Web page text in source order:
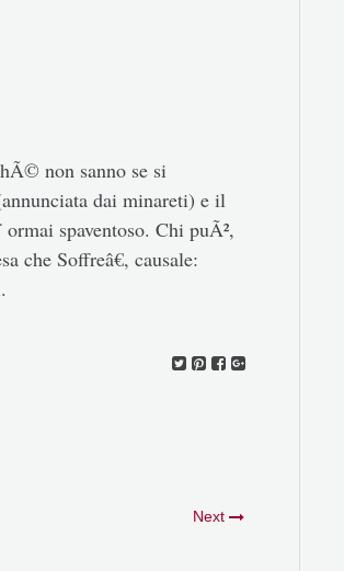
non sanno se si
dai minareti) e il
spaventoso. Chi puÃ²,
che Soffreâ€, causale:
Next